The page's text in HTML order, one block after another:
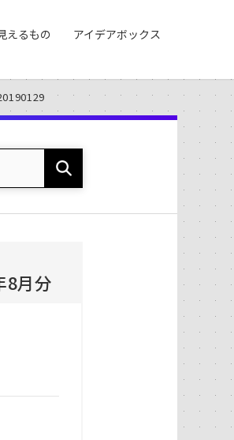
えるもの アイデアボックス
8月分